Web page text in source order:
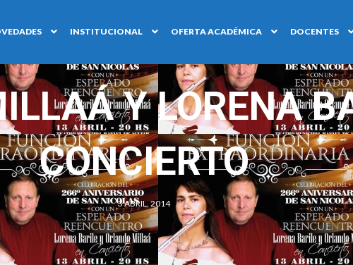
INSTITUCIONAL OFERTA ACADÉMICA DOCENTES
Y LORENA
CONCIERTO
3 ABRIL, 2014